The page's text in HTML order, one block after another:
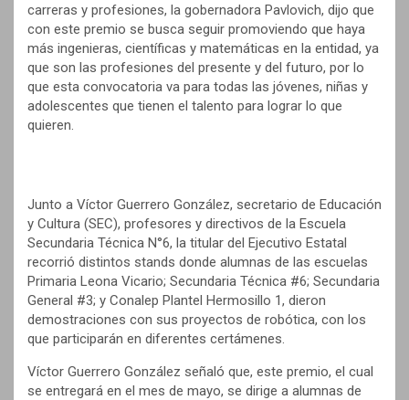
carreras y profesiones, la gobernadora Pavlovich, dijo que
con este premio se busca seguir promoviendo que haya
más ingenieras, científicas y matemáticas en la entidad, ya
que son las profesiones del presente y del futuro, por lo
que esta convocatoria va para todas las jóvenes, niñas y
adolescentes que tienen el talento para lograr lo que
quieren.
Junto a Víctor Guerrero González, secretario de Educación
y Cultura (SEC), profesores y directivos de la Escuela
Secundaria Técnica N°6, la titular del Ejecutivo Estatal
recorrió distintos stands donde alumnas de las escuelas
Primaria Leona Vicario; Secundaria Técnica #6; Secundaria
General #3; y Conalep Plantel Hermosillo 1, dieron
demostraciones con sus proyectos de robótica, con los
que participarán en diferentes certámenes.
Víctor Guerrero González señaló que, este premio, el cual
se entregará en el mes de mayo, se dirige a alumnas de